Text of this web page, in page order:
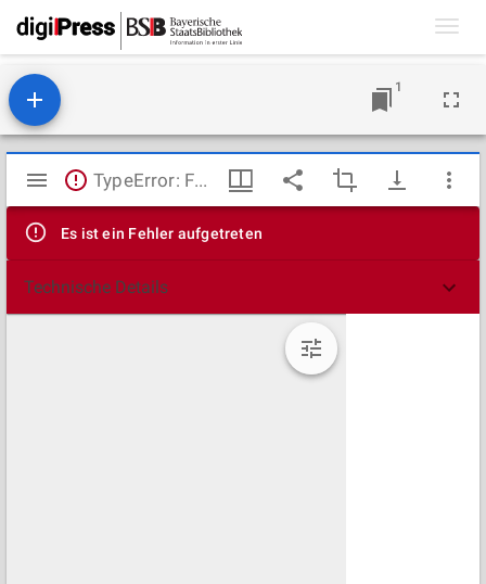
1
Mirador
Viewer
TypeError: Failed to fetch
Es ist ein Fehler aufgetreten
Technische Details